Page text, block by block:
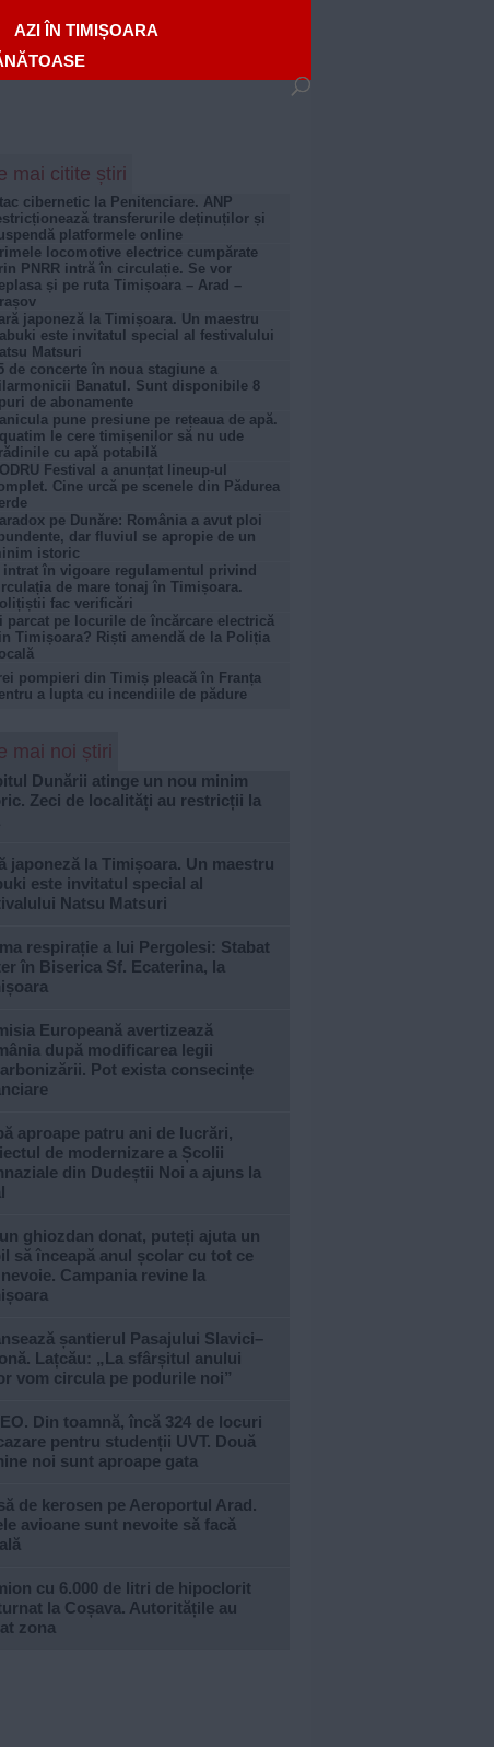
AZI ÎN TIMIȘOARA
mai citite știri
cibernetic la Penitenciare. ANP
transferurile deținuților și
platformele online
locomotive electrice cumpărate
PNRR intră în circulație. Se vor
și pe ruta Timișoara – Arad –
japoneză la Timișoara. Un maestru
este invitatul special al festivalului
Matsuri
de concerte în noua stagiune a
Banatul. Sunt disponibile 8
de abonamente
pune presiune pe rețeaua de apă.
le cere timișenilor să nu ude
cu apă potabilă
Festival a anunțat lineup-ul
Cine urcă pe scenele din Pădurea
pe Dunăre: România a avut ploi
dar fluviul se apropie de un
istoric
intrat în vigoare regulamentul privind
de mare tonaj în Timișoara.
fac verificări
parcat pe locurile de încărcare electrică
Timișoara? Riști amendă de la Poliția
pompieri din Timiș pleacă în Franța
a lupta cu incendiile de pădure
mai noi știri
Dunării atinge un nou minim
Zeci de localități au restricții la
japoneză la Timișoara. Un maestru
este invitatul special al
Natsu Matsuri
respirație a lui Pergolesi: Stabat
în Biserica Sf. Ecaterina, la
Europeană avertizează
după modificarea legii
Pot exista consecințe
aproape patru ani de lucrări,
de modernizare a Școlii
din Dudeștii Noi a ajuns la
ghiozdan donat, puteți ajuta un
să înceapă anul școlar cu tot ce
Campania revine la
șantierul Pasajului Slavici–
Lațcău: „La sfârșitul anului
vom circula pe podurile noi”
Din toamnă, încă 324 de locuri
pentru studenții UVT. Două
noi sunt aproape gata
de kerosen pe Aeroportul Arad.
avioane sunt nevoite să facă
cu 6.000 de litri de hipoclorit
la Coșava. Autoritățile au
zona